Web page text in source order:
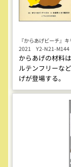
『からあげビーチ』
2021 Y2-N21-M144
からあげの材料
ルテンフリーな
げが登場する。